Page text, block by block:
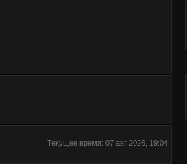
Текущее время: 07 авг 2026, 19:04